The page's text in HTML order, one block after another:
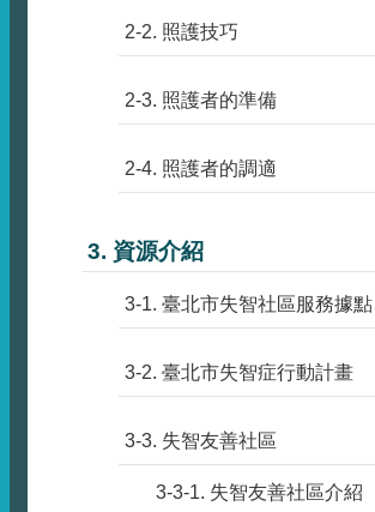
2-2. 照護技巧
2-3. 照護者的準備
2-4. 照護者的調適
3. 資源介紹
3-2. 臺北市失智症行動計畫
3-3. 失智友善社區
3-3-1. 失智友善社區介紹